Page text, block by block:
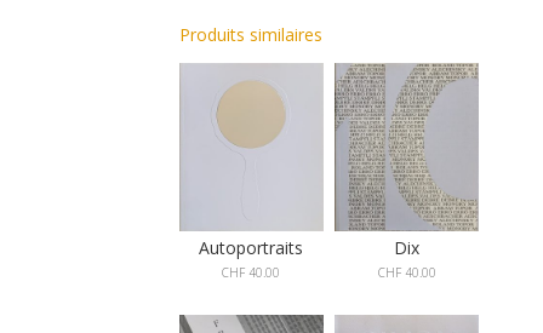
Produits similaires
Autoportraits
CHF 40.00
Dix
CHF40.00